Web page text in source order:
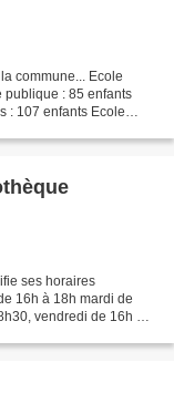
commune... Ecole
publique : 85 enfants
: 107 enfants Ecole
ses horaires
16h à 18h mardi de
vendredi de 16h à